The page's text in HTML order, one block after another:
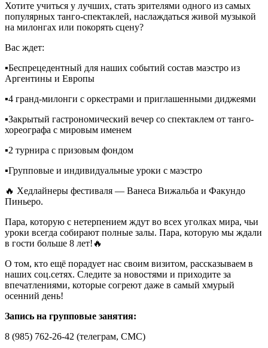
Хотите учиться у лучших, стать зрителями одного из самых
популярных танго-спектаклей, наслаждаться живой музыкой
на милонгах или покорять сцену?
Вас ждет:
▪️Беспрецедентный для наших событий состав маэстро из
Аргентины и Европы
▪️4 гранд-милонги с оркестрами и приглашенными диджеями
▪️Закрытый гастрономический вечер со спектаклем от танго-
хореографа с мировым именем
▪️2 турнира с призовым фондом
▪️Групповые и индивидуальные уроки с маэстро
🔥 Хедлайнеры фестиваля — Ванеса Вижальба и Факундо
Пиньеро.
Пара, которую с нетерпением ждут во всех уголках мира, чьи
уроки всегда собирают полные залы. Пара, которую мы ждали
в гости больше 8 лет!🔥
О том, кто ещё порадует нас своим визитом, рассказываем в
наших соц.сетях. Следите за новостями и приходите за
впечатлениями, которые согреют даже в самый хмурый
осенний день!
Запись на групповые занятия:
8 (985) 762-26-42 (телеграм, СМС)